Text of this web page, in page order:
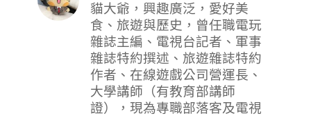
貓大爺，興趣廣泛，愛好美
食、旅遊與歷史，曾任職電玩
雜誌主編、電視台記者、軍事
雜誌特約撰述、旅遊雜誌特約
作者、在線遊戲公司營運長、
大學講師（有教育部講師
證），現為專職部落客及電視